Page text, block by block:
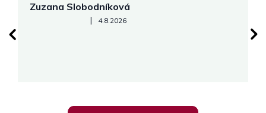
Zuzana Slobodníková
Hodnotenie obchodu je 5 z 5 hviezdičiek.
| 4.8.2026